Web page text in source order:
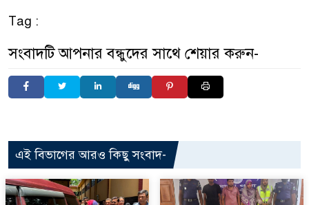
Tag :
সংবাদটি আপনার বন্ধুদের সাথে শেয়ার করুন-
এই বিভাগের আরও কিছু সংবাদ-